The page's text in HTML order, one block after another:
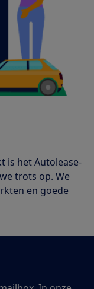
is het Autolease-
trots op. We
en goede